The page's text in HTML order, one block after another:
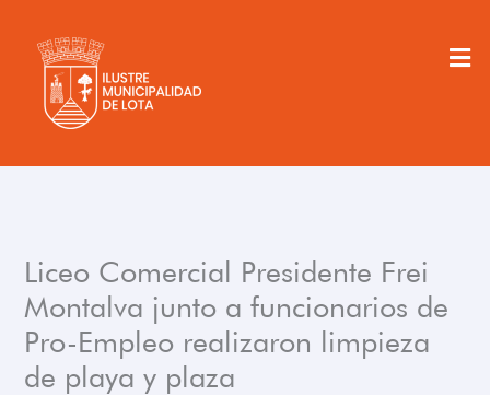
contenido
Liceo Comercial Presidente Frei
Montalva junto a funcionarios de
Pro-Empleo realizaron limpieza
de playa y plaza